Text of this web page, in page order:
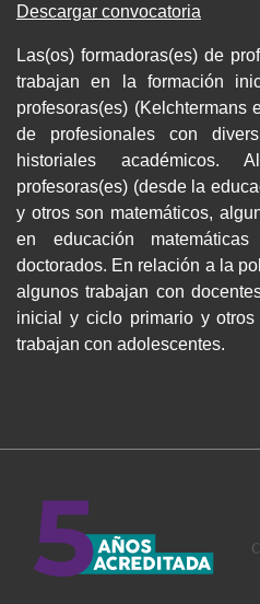
Descargar convocatoria
Las(os) formadoras(es) de
trabajan en la formación
profesoras(es) (Kelchtermans
de profesionales con
historiales académicos.
profesoras(es) (desde la
y otros son matemáticos,
en educación
doctorados. En relación a la
algunos trabajan con
inicial y ciclo primario y
trabajan con adolescentes.